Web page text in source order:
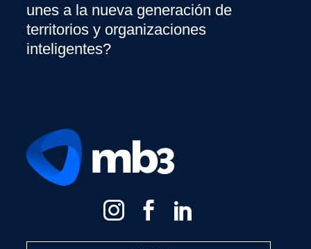
unes a la nueva generación de
territorios y organizaciones
inteligentes?